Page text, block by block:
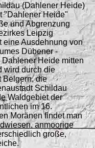
(Dahlener Heide)
"Dahlener Heide"
und Abgrenzung
Leipzig
eine Ausdehnung von
Dübener -
Heide mitten
wird durch die
Belgern, die
Schildau
Waldgebiet der
im 16.
Moränen findet man
anmoorige
große,